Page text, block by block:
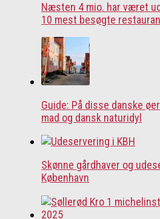
Næsten 4 mio. har været
10 mest besøgte
Guide: På disse danske
mad og dansk naturidyl
Skønne gårdhaver og
København